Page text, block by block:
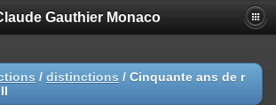
Gauthier Monaco
/ distinctions / Cinquante ans de r